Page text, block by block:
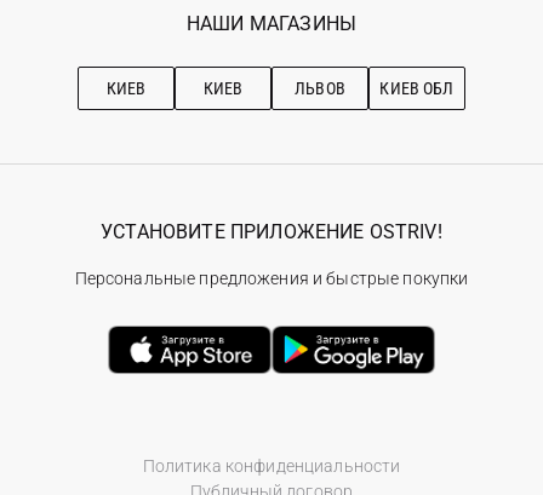
Ostriv Club+
Наши магазини
Рекомендации по уходу
НАШИ МАГАЗИНЫ
КИЕВ КИЕВ ЛЬВОВ КИЕВ ОБЛ
Политика конфиденциальности
УСТАНОВИТЕ ПРИЛОЖЕНИЕ OSTRIV!
Персональные предложения и быстрые покупки